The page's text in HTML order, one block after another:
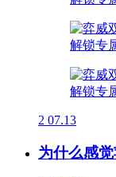
2 07.13
为什么感